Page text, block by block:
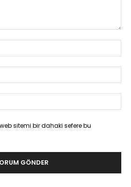
sitemi bir dahaki sefere bu